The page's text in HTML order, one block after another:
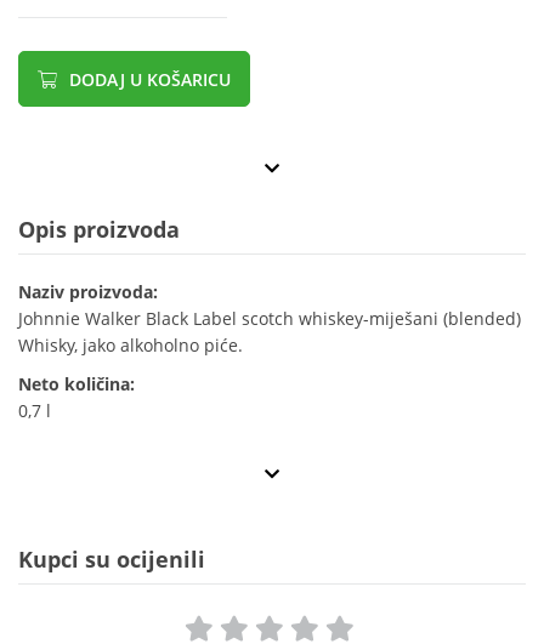
DODAJ U KOŠARICU
Opis proizvoda
Naziv proizvoda:
Johnnie Walker Black Label scotch whiskey-miješani (blended)
Whisky, jako alkoholno piće.
Neto količina:
0,7 l
Kupci su ocijenili